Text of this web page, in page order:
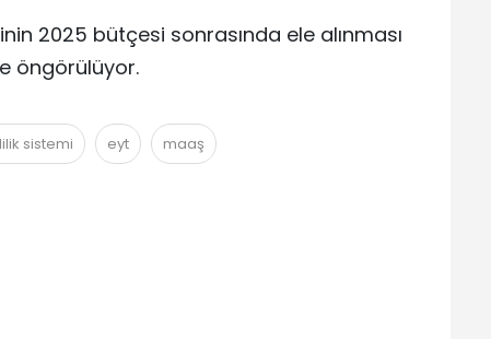
2025 bütçesi sonrasında ele alınması
öngörülüyor.
sistemi eyt maaş